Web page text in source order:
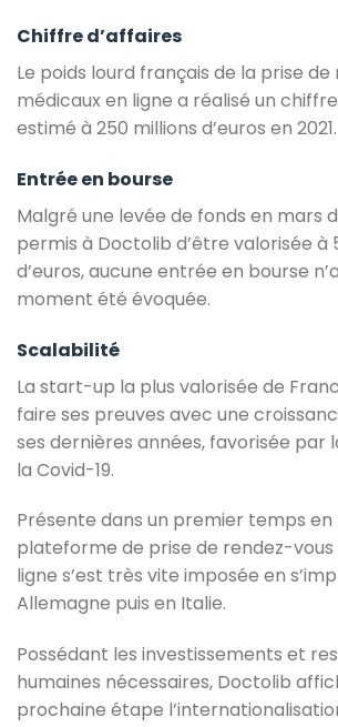
Chiffre d’affaires
Le poids lourd français de la prise
médicaux en ligne a réalisé un
estimé à 250 millions d’euros en 2021.
Entrée en bourse
Malgré une levée de fonds en mars
permis à Doctolib d’être valorisée à
d’euros, aucune entrée en bourse
moment été évoquée.
Scalabilité
La start-up la plus valorisée de
faire ses preuves avec une
ses dernières années, favorisée par
la Covid-19.
Présente dans un premier temps en
plateforme de prise de rendez-vous
ligne s’est très vite imposée en
Allemagne puis en Italie.
Possédant les investissements et
humaines nécessaires, Doctolib
prochaine étape